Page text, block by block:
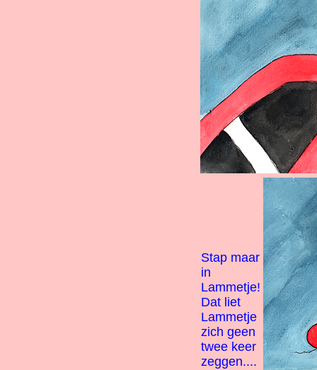
Stap maar
in
Lammetje!
Dat liet
Lammetje
zich geen
twee keer
zeggen....